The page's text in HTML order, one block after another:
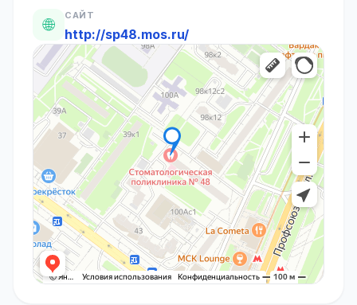
🌐 САЙТ
http://sp48.mos.ru/